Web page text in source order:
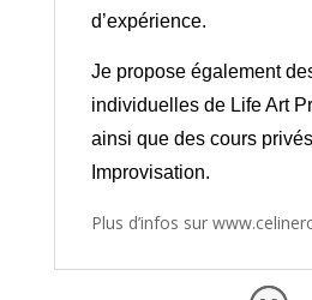
d’expérience.
Je propose également
individuelles de Life Art
ainsi que des cours
Improvisation.
Plus d’infos sur